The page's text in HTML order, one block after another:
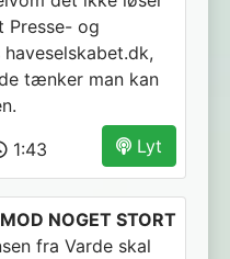
Presse- og
tænker man kan
Lyt
1:43
NOGET STORT
fra Varde skal